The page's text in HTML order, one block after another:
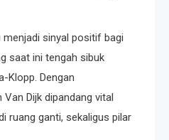
sinyal positif bagi
saat ini tengah sibuk
Klopp. Dengan
Dijk dipandang vital
ruang ganti, sekaligus pilar